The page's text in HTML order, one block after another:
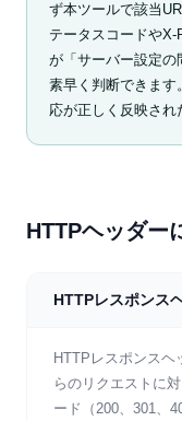
ず本ツールで該当
テータスコードやX-
が「サーバー設定の
素早く判断できます
応が正しく反映され
HTTPヘッダー
HTTPレスポンス
HTTPレスポンスヘ
らのリクエストに
ード（200、301、